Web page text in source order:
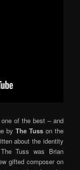
of the best – and
by The Tusson the
about the identity
Tuss was Brian
gifted composer on